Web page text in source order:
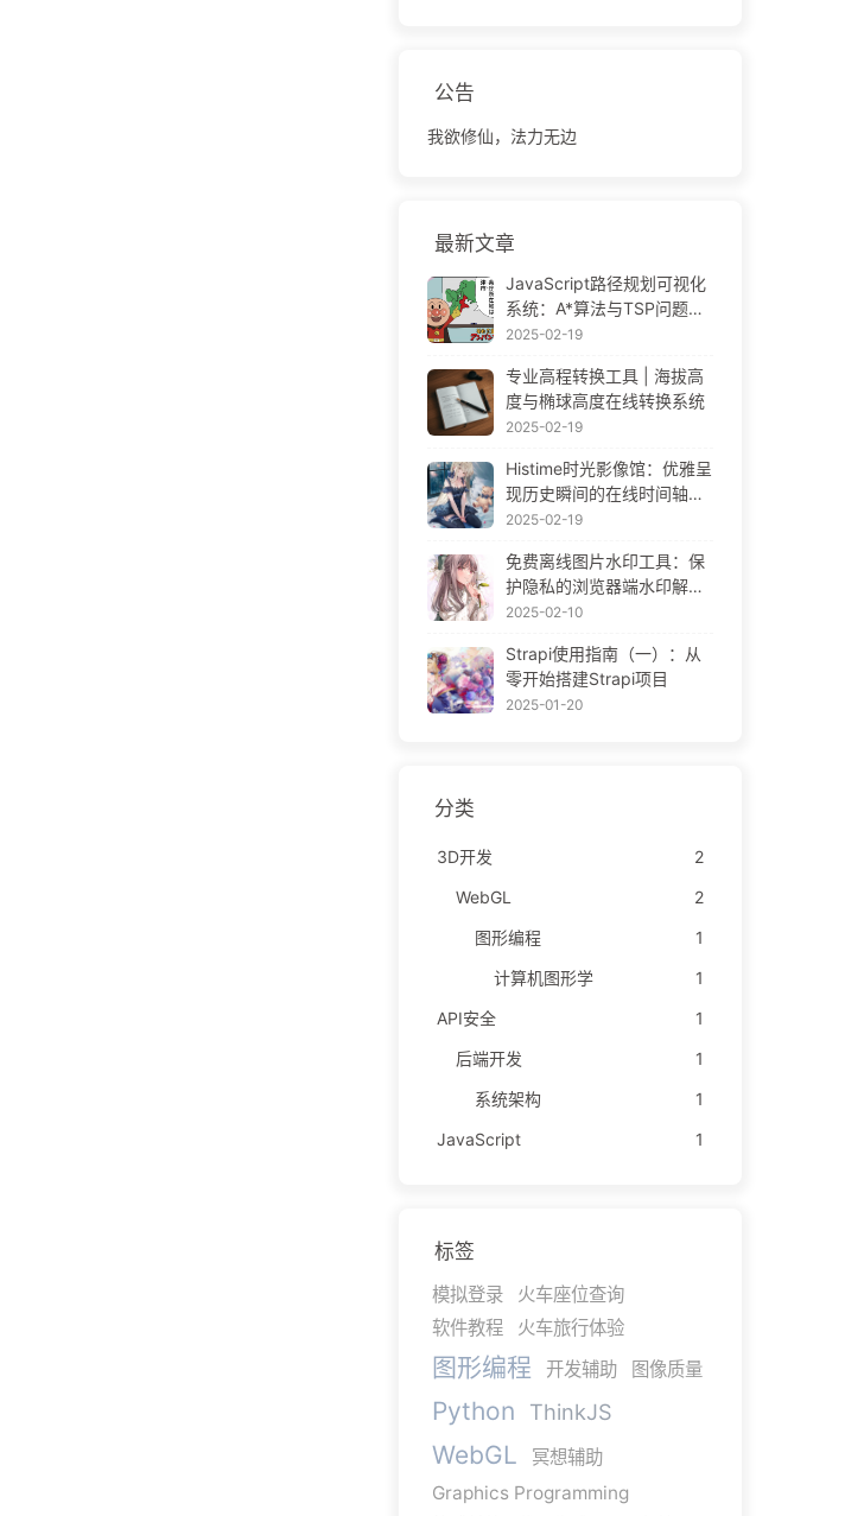
公告
我欲修仙，法力无边
最新文章
JavaScript路径规划可视化
系统：A*算法与TSP问题解
决方案
2025-02-19
专业高程转换工具 | 海拔高
度与椭球高度在线转换系统
2025-02-19
Histime时光影像馆：优雅呈
现历史瞬间的在线时间轴相
册 | Historical Photo Timeli
2025-02-19
免费离线图片水印工具：保
护隐私的浏览器端水印解决
方案 | Free Offline Image
2025-02-10
Strapi使用指南（一）：从
零开始搭建Strapi项目
2025-01-20
分类
3D开发
2
WebGL
2
图形编程
1
计算机图形学
1
API安全
1
后端开发
1
系统架构
1
JavaScript
1
标签
模拟登录
火车座位查询
软件教程
火车旅行体验
图形编程 开发辅助 图像质量
Python ThinkJS
WebGL
冥想辅助
Graphics Programming